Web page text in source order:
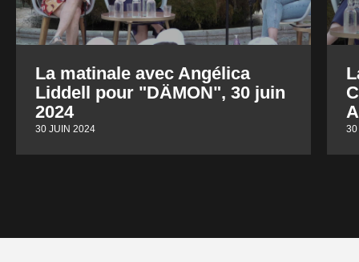
La matinale avec Angélica
Liddell pour "DÄMON", 30 juin
2024
30 JUIN 2024 30